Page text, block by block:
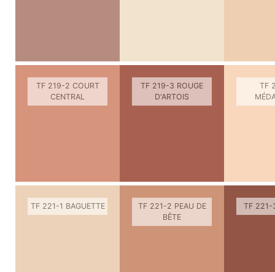
TF 219-2 COURT
CENTRAL
TF 219-3 ROUGE
D'ARTOIS
TF
TF 221-1 BAGUETTE
TF 221-2 PEAU DE
BÊTE
TF 221-